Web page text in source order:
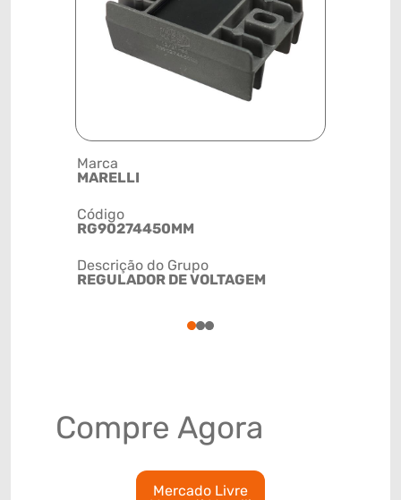
Marca
MARELLI
Código
RG90274450MM
Descrição do Grupo
REGULADOR DE VOLTAGEM
123
Compre Agora
Mercado Livre